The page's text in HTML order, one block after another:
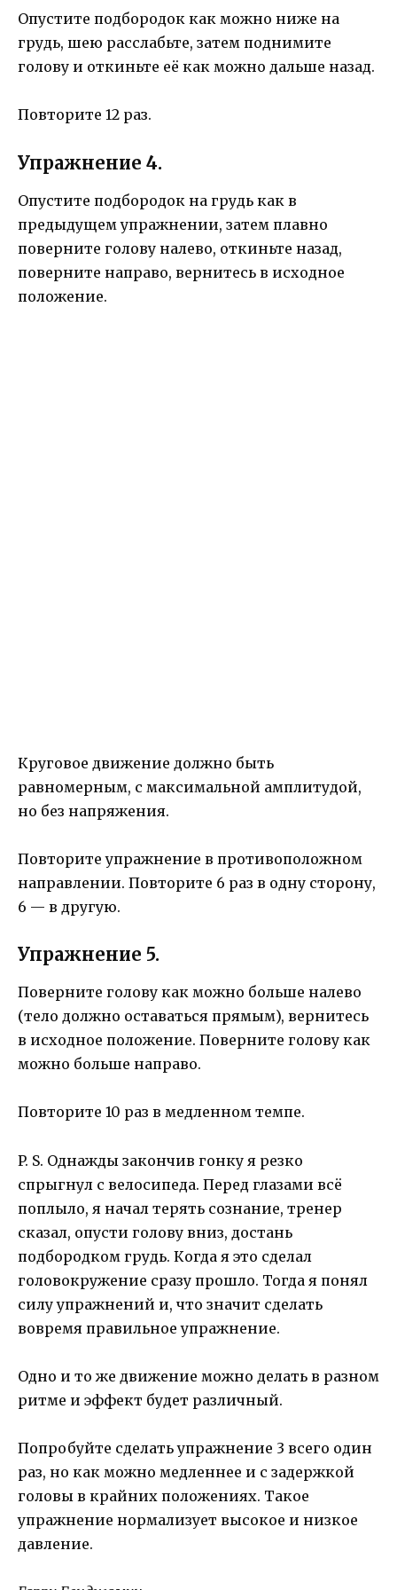
Опустите подбородок как можно ниже на
грудь, шею расслабьте, затем поднимите
голову и откиньте её как можно дальше назад.
Повторите 12 раз.
Упражнение 4.
Опустите подбородок на грудь как в
предыдущем упражнении, затем плавно
поверните голову налево, откиньте назад,
поверните направо, вернитесь в исходное
положение.
Круговое движение должно быть
равномерным, с максимальной амплитудой,
но без напряжения.
Повторите упражнение в противоположном
направлении. Повторите 6 раз в одну сторону,
6 — в другую.
Упражнение 5.
Поверните голову как можно больше налево
(тело должно оставаться прямым), вернитесь
в исходное положение. Поверните голову как
можно больше направо.
Повторите 10 раз в медленном темпе.
P. S. Однажды закончив гонку я резко
спрыгнул с велосипеда. Перед глазами всё
поплыло, я начал терять сознание, тренер
сказал, опусти голову вниз, достань
подбородком грудь. Когда я это сделал
головокружение сразу прошло. Тогда я понял
силу упражнений и, что значит сделать
вовремя правильное упражнение.
Одно и то же движение можно делать в разном
ритме и эффект будет различный.
Попробуйте сделать упражнение 3 всего один
раз, но как можно медленнее и с задержкой
головы в крайних положениях. Такое
упражнение нормализует высокое и низкое
давление.